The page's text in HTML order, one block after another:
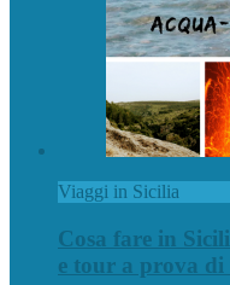
Viaggi in Sicilia
Cosa fare in
e tour a prova di